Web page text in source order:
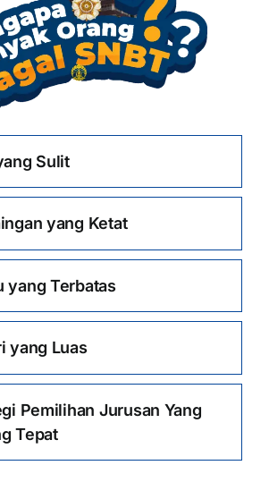
Sulit
yang Ketat
yang Terbatas
yang Luas
Pemilihan Jurusan Yang
Tepat